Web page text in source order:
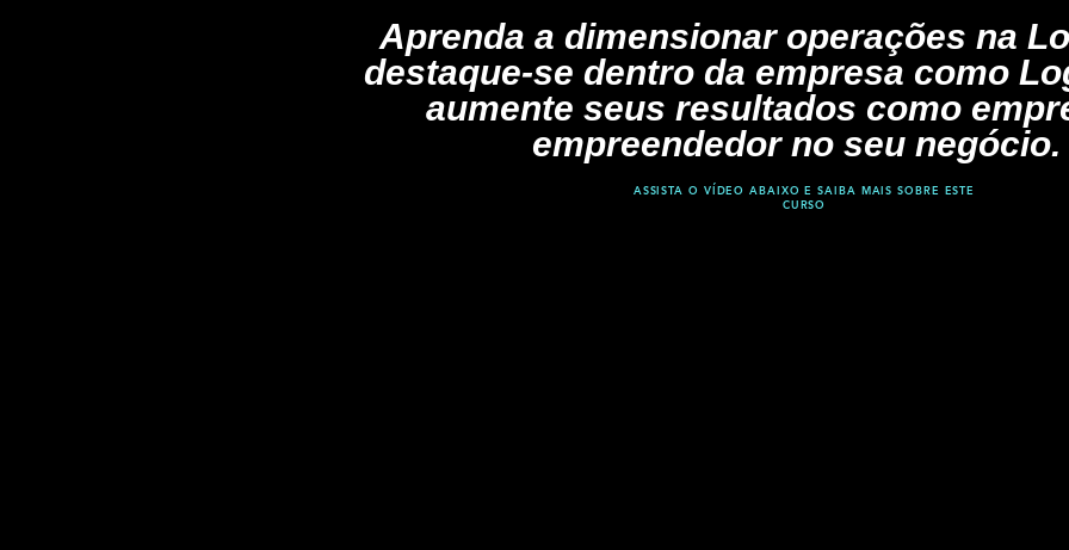
Aprenda a dimensionar operações na
destaque-se dentro da empresa como
aumente seus resultados como
empreendedor no seu negócio.
ASSISTA O VÍDEO ABAIXO E SAIBA MAIS SOBRE ESTE
CURSO